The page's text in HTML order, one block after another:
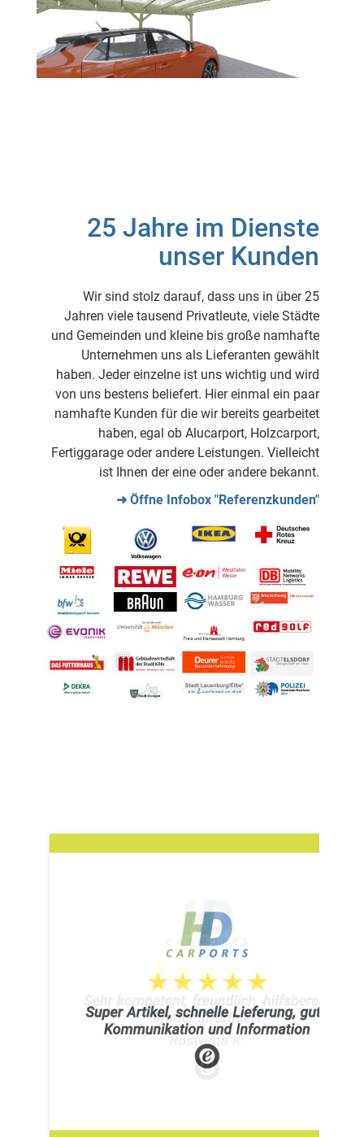
25 Jahre im Dienste
unser Kunden
Wir sind stolz darauf, dass uns in über 25
Jahren viele tausend Privatleute, viele Städte
und Gemeinden und kleine bis große namhafte
Unternehmen uns als Lieferanten gewählt
haben. Jeder einzelne ist uns wichtig und wird
von uns bestens beliefert. Hier einmal ein paar
namhafte Kunden für die wir bereits gearbeitet
haben, egal ob Alucarport, Holzcarport,
Fertiggarage oder andere Leistungen. Vielleicht
ist Ihnen der eine oder andere bekannt.
➜ Öffne Infobox "Referenzkunden"